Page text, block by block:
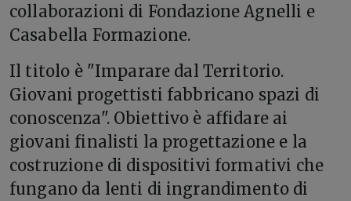
collaborazioni di Fondazione Agnelli e
Casabella Formazione.
Il titolo è "Imparare dal Territorio.
Giovani progettisti fabbricano spazi di
conoscenza". Obiettivo è affidare ai
giovani finalisti la progettazione e la
costruzione di dispositivi formativi che
fungano da lenti di ingrandimento di